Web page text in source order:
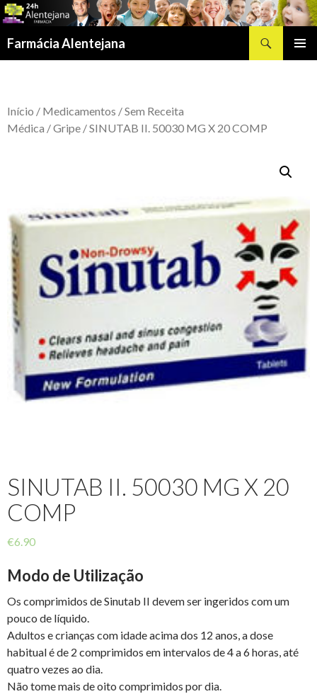
Farmácia Alentejana
Início / Medicamentos /Sem Receita
Médica /Gripe / SINUTAB II. 50030 MG X 20 COMP
SINUTAB II. 50030 MG X 20
COMP
€6.90
Modo de Utilização
Os comprimidos de Sinutab II devem ser ingeridos com um
pouco de líquido.
Adultos e crianças com idade acima dos 12 anos, a dose
habitual é de 2 comprimidos em intervalos de 4 a 6 horas, até
quatro vezes ao dia.
Não tome mais de oito comprimidos por dia.